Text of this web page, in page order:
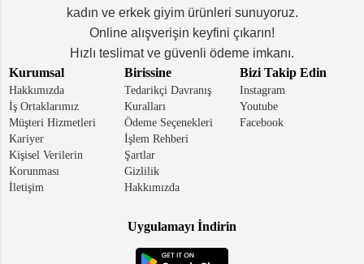
kadın ve erkek giyim ürünleri sunuyoruz.
Online alışverişin keyfini çıkarın!
Hızlı teslimat ve güvenli ödeme imkanı.
Kurumsal
Hakkımızda
İş Ortaklarımız
Müşteri Hizmetleri
Kariyer
Kişisel Verilerin
Korunması
İletişim
Birissine
Tedarikçi Davranış
Kuralları
Ödeme Seçenekleri
İşlem Rehberi
Şartlar
Gizlilik
Hakkımızda
Bizi Takip Edin
Instagram
Youtube
Facebook
Uygulamayı İndirin